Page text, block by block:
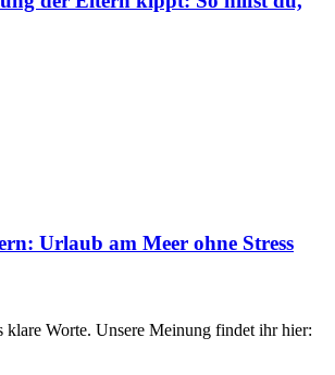
Urlaub am Meer ohne Stress
klare Worte. Unsere Meinung findet ihr hier: